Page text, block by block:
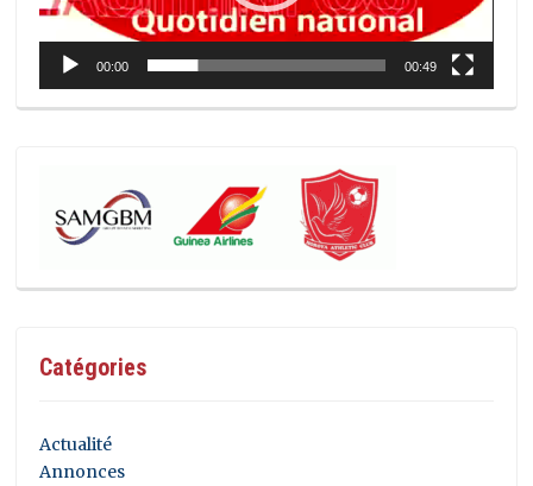
00:00 00:49
Catégories
Actualité
Annonces